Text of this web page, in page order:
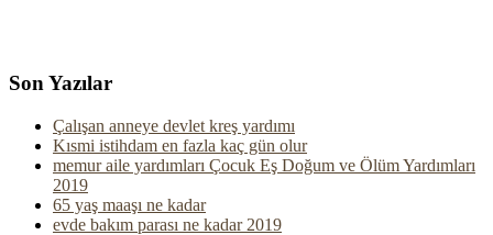
Son Yazılar
Çalışan anneye devlet kreş yardımı
Kısmi istihdam en fazla kaç gün olur
memur aile yardımları Çocuk Eş Doğum ve Ölüm Yardımları
2019
65 yaş maaşı ne kadar
evde bakım parası ne kadar 2019